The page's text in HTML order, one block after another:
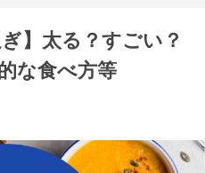
】太る？すごい？
な食べ方等